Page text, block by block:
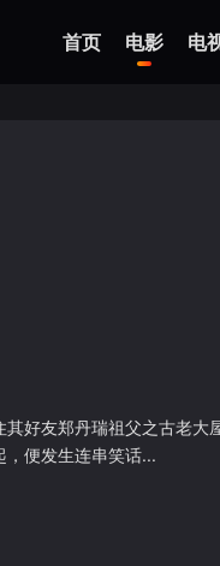
首页 电影 电
好友郑丹瑞祖父之古老大
便发生连串笑话...